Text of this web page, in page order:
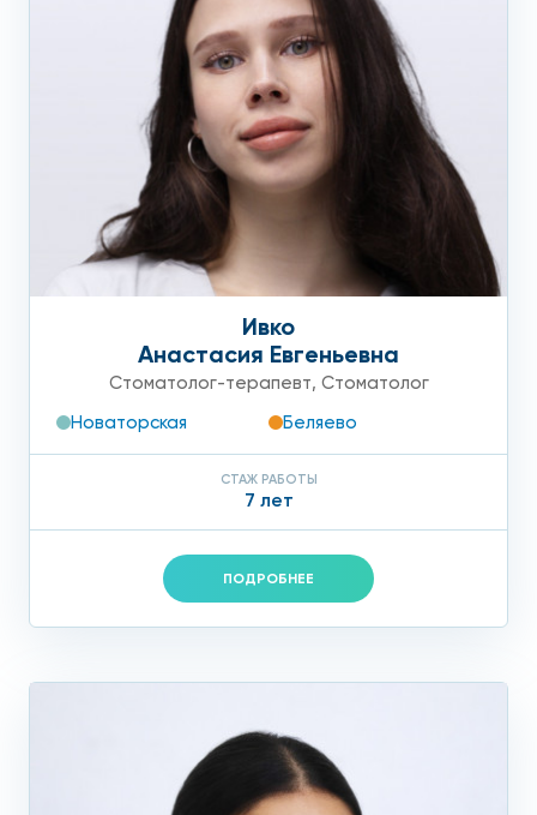
Ивко
Анастасия Евгеньевна
Стоматолог-терапевт, Стоматолог
Новаторская
Беляево
СТАЖ РАБОТЫ
7 лет
ПОДРОБНЕЕ